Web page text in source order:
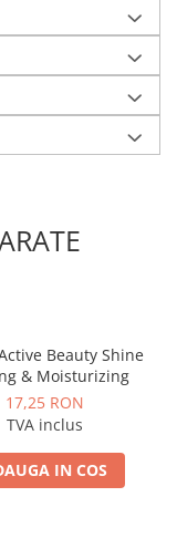
Beauty Shine
& Moisturizing
17,25 RON
TVA inclus
IN COS